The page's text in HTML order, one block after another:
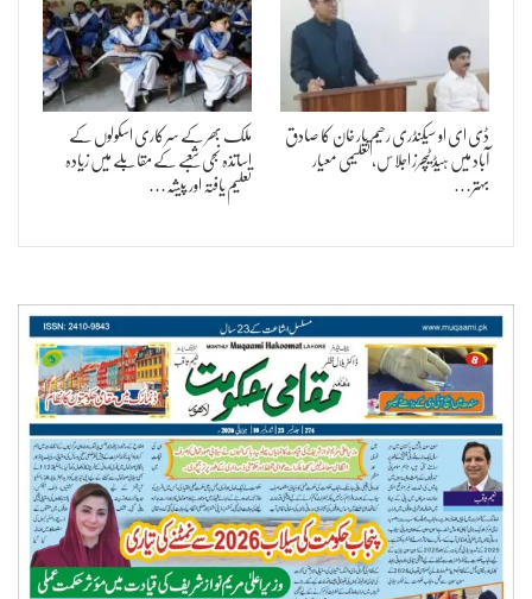
ڈی ای او سیکنڈری رحیم یار خان کا صادق
آباد میں ہیڈ ٹیچرز اجلاس، تعلیمی معیار
بہتر…
ملک بھر کے سرکاری اسکولوں کے
اساتذہ نجی شعبے کے مقابلے میں زیادہ
تعلیم یافتہ اور پیشہ…